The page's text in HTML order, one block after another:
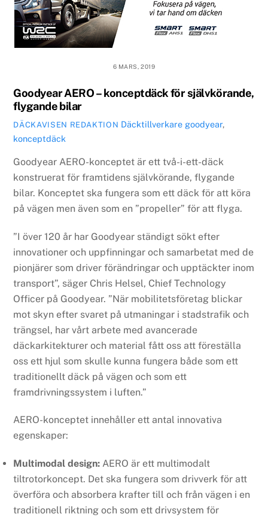
6 MARS, 2019
Goodyear AERO – konceptdäck för självkörande,
flygande bilar
DÄCKAVISEN REDAKTION Däcktillverkare goodyear,
konceptdäck
Goodyear AERO-konceptet är ett två-i-ett-däck
konstruerat för framtidens självkörande, flygande
bilar. Konceptet ska fungera som ett däck för att köra
på vägen men även som en ”propeller” för att flyga.
”I över 120 år har Goodyear ständigt sökt efter
innovationer och uppfinningar och samarbetat med de
pionjärer som driver förändringar och upptäckter inom
transport”, säger Chris Helsel, Chief Technology
Officer på Goodyear. ”När mobilitetsföretag blickar
mot skyn efter svaret på utmaningar i stadstrafik och
trängsel, har vårt arbete med avancerade
däckarkitekturer och material fått oss att föreställa
oss ett hjul som skulle kunna fungera både som ett
traditionellt däck på vägen och som ett
framdrivningssystem i luften.”
AERO-konceptet innehåller ett antal innovativa
egenskaper:
Multimodal design: AERO är ett multimodalt
tiltrotorkoncept. Det ska fungera som drivverk för att
överföra och absorbera krafter till och från vägen i en
traditionell riktning och som ett drivsystem för